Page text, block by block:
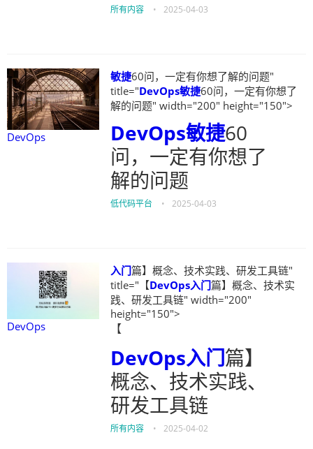
所有内容 • 2025-04-03
DevOps
敏捷60问，一定有你想了解的问题"
title="DevOps敏捷60问，一定有你想了
解的问题" width="200" height="150">
DevOps敏捷60
问，一定有你想了
解的问题
低代码平台 • 2025-04-03
DevOps
入门篇】概念、技术实践、研发工具链"
title="【DevOps入门篇】概念、技术实
践、研发工具链" width="200"
height="150">
【
DevOps入门篇】
概念、技术实践、
研发工具链
所有内容 • 2025-04-02